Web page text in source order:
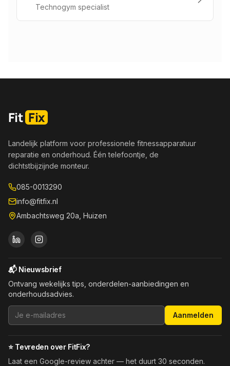
Technogym specialist
Fit Fix
Landelijk platform voor professionele fitnessapparatuur
reparatie en onderhoud. Één telefoontje, de
dichtstbijzijnde monteur.
085-0013290
info@fitfix.nl
Ambachtsweg 20a, Huizen
📬 Nieuwsbrief
Ontvang wekelijks tips, onderdelen-aanbiedingen en
onderhoudsadvies.
Aanmelden
⭐ Tevreden over FitFix?
Laat een Google-review achter — het duurt 30 seconden.